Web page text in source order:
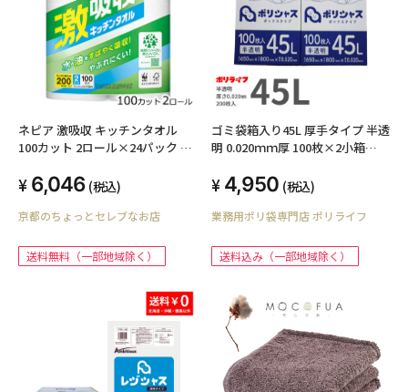
ネピア 激吸収 キッチンタオル
100カット 2ロール×24パック キ
6,046 (税込)
京都のちょっとセレブなお店
送料無料（一部地域除く）
ゴミ袋箱入り45L 厚手タイプ 半透
明 0.020ｍｍ厚 100枚×2小箱
4,950 (税込)
業務用ポリ袋専門店 ポリライフ
送料込み（一部地域除く）